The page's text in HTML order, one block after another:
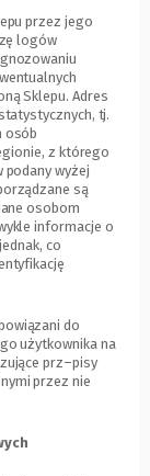
przez jego
logów
Sklepu. Adres
tj.
osób
z którego
podany wyżej
są
osobom
informacje o
co
do
użytkownika na
prz–pisy
przez nie